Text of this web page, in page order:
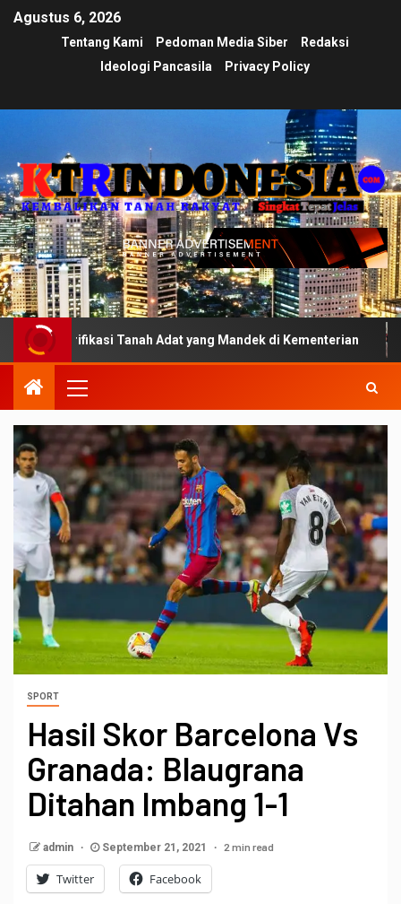
Agustus 6, 2026
Tentang Kami Pedoman Media Siber
Redaksi
Ideologi Pancasila
Privacy Policy
Tanah Adat yang Mandek di Kementerian Ujian
SPORT
Hasil Skor Barcelona Vs
Granada: Blaugrana
Ditahan Imbang 1-1
admin September 21, 2021 2 min read
Twitter Facebook